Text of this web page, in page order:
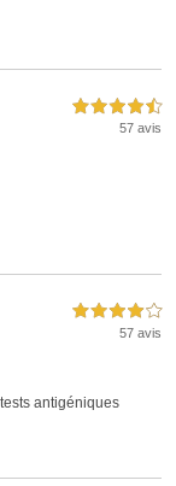
4,5 étoiles sur 5
57 avis
4,0 étoiles sur 5
57 avis
tests antigéniques